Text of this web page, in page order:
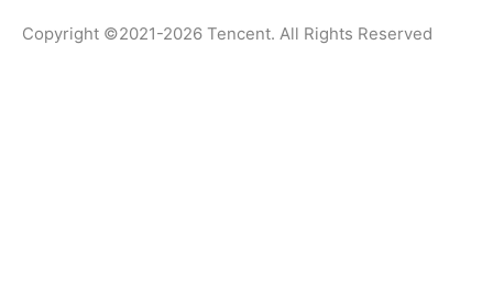
Copyright ©2021-2026 Tencent. All Rights Reserved